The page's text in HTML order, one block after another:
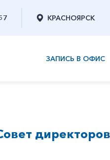
КРАСНОЯРСК
ЗАПИСЬ В ОФИС